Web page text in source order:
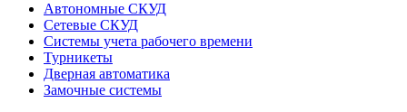
Автономные СКУД
Сетевые СКУД
Системы учета рабочего времени
Турникеты
Дверная автоматика
Замочные системы